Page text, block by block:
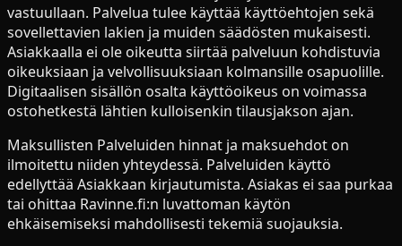
vastuullaan. Palvelua tulee käyttää käyttöehtojen sekä
sovellettavien lakien ja muiden säädösten mukaisesti.
Asiakkaalla ei ole oikeutta siirtää palveluun kohdistuvia
oikeuksiaan ja velvollisuuksiaan kolmansille osapuolille.
Digitaalisen sisällön osalta käyttöoikeus on voimassa
ostohetkestä lähtien kulloisenkin tilausjakson ajan.
Maksullisten Palveluiden hinnat ja maksuehdot on
ilmoitettu niiden yhteydessä. Palveluiden käyttö
edellyttää Asiakkaan kirjautumista. Asiakas ei saa purkaa
tai ohittaa Ravinne.fi:n luvattoman käytön
ehkäisemiseksi mahdollisesti tekemiä suojauksia.